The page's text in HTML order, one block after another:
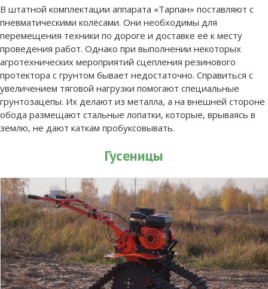
В штатной комплектации аппарата «Тарпан» поставляют с
пневматическими колёсами. Они необходимы для
перемещения техники по дороге и доставке её к месту
проведения работ. Однако при выполнении некоторых
агротехнических мероприятий сцепления резинового
протектора с грунтом бывает недостаточно. Справиться с
увеличением тяговой нагрузки помогают специальные
грунтозацепы. Их делают из металла, а на внешней стороне
обода размещают стальные лопатки, которые, врываясь в
землю, не дают каткам пробуксовывать.
Гусеницы